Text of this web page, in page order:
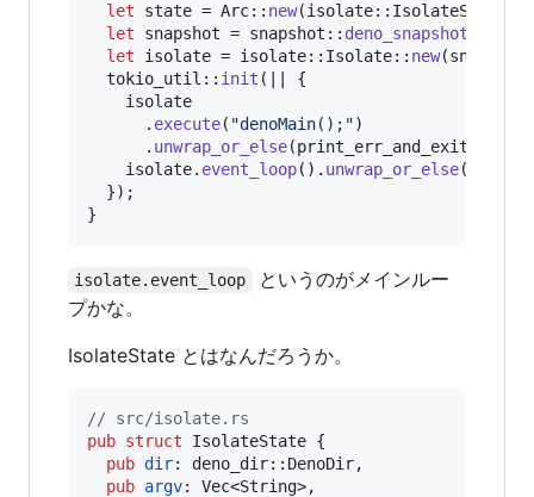
let state = Arc:: new(isolate:: IsolateState
let snapshot = snapshot :: deno_snapshot
let isolate = isolate:: Isolate:: new(snapshot
  tokio_util
:: init (
{
    isolate
. execute( "denoMain();")
. unwrap_or_else(print_err_and_exit
    isolate
. event_loop( ) . unwrap_or_else(
}) ;
}
isolate.event_loop
というのがメインルー
プかな。
IsolateState とはなんだろうか。
// src/isolate.rs
pub struct IsolateState {
pub dir: deno_dir:: DenoDir,
pub argv: Vec<String>,